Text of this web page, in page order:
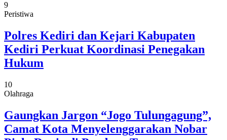
9
Peristiwa
Polres Kediri dan Kejari Kabupaten
Kediri Perkuat Koordinasi Penegakan
Hukum
10
Olahraga
Gaungkan Jargon “Jogo Tulungagung”,
Camat Kota Menyelenggarakan Nobar